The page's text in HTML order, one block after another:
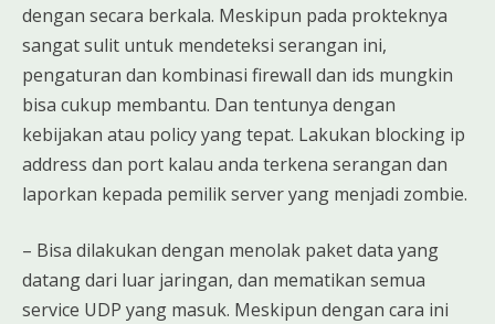
dengan secara berkala. Meskipun pada prokteknya
sangat sulit untuk mendeteksi serangan ini,
pengaturan dan kombinasi firewall dan ids mungkin
bisa cukup membantu. Dan tentunya dengan
kebijakan atau policy yang tepat. Lakukan blocking ip
address dan port kalau anda terkena serangan dan
laporkan kepada pemilik server yang menjadi zombie.
– Bisa dilakukan dengan menolak paket data yang
datang dari luar jaringan, dan mematikan semua
service UDP yang masuk. Meskipun dengan cara ini